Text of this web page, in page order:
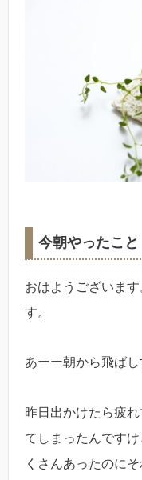
今朝やったこと
おはようございます
す。
あーー朝から飛ばし
昨日出かけたら疲
てしまったんです
くさんあったのに